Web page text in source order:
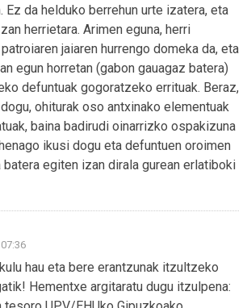
Ez da helduko berrehun urte izatera, eta
herrietara. Arimen eguna, herri
jaiaren hurrengo domeka da, eta
egun horretan (gabon gauagaz batera)
defuntuak gogoratzeko errituak. Beraz,
ohiturak oso antxinako elementuak
baina badirudi oinarrizko ospakizuna
ikusi dogu eta defuntuen oroimen
egiten izan dirala gurean erlatiboki
hau eta bere erantzunak itzultzeko
Hementxe argitaratu dugu itzulpena: